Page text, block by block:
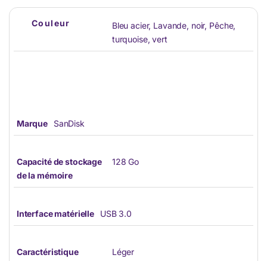
Couleur Bleu acier, Lavande, noir, Pêche,
turquoise,vert
Marque SanDisk
Capacité de stockage
de la mémoire
128 Go
Interface matérielle USB 3.0
Caractéristique
Léger